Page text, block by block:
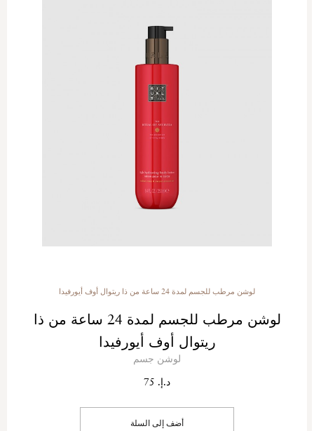
لوشن مرطب للجسم لمدة 24 ساعة من ذا ريتوال أوف أيورفيدا
لوشن مرطب للجسم لمدة 24 ساعة من ذا
ريتوال أوف أيورفيدا
لوشن جسم
د.إ. 75
أضف إلى السلة